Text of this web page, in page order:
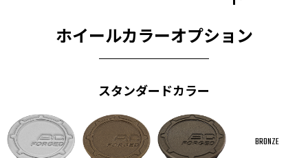
ホイールカラーオプション
スタンダードカラー
BRONZE